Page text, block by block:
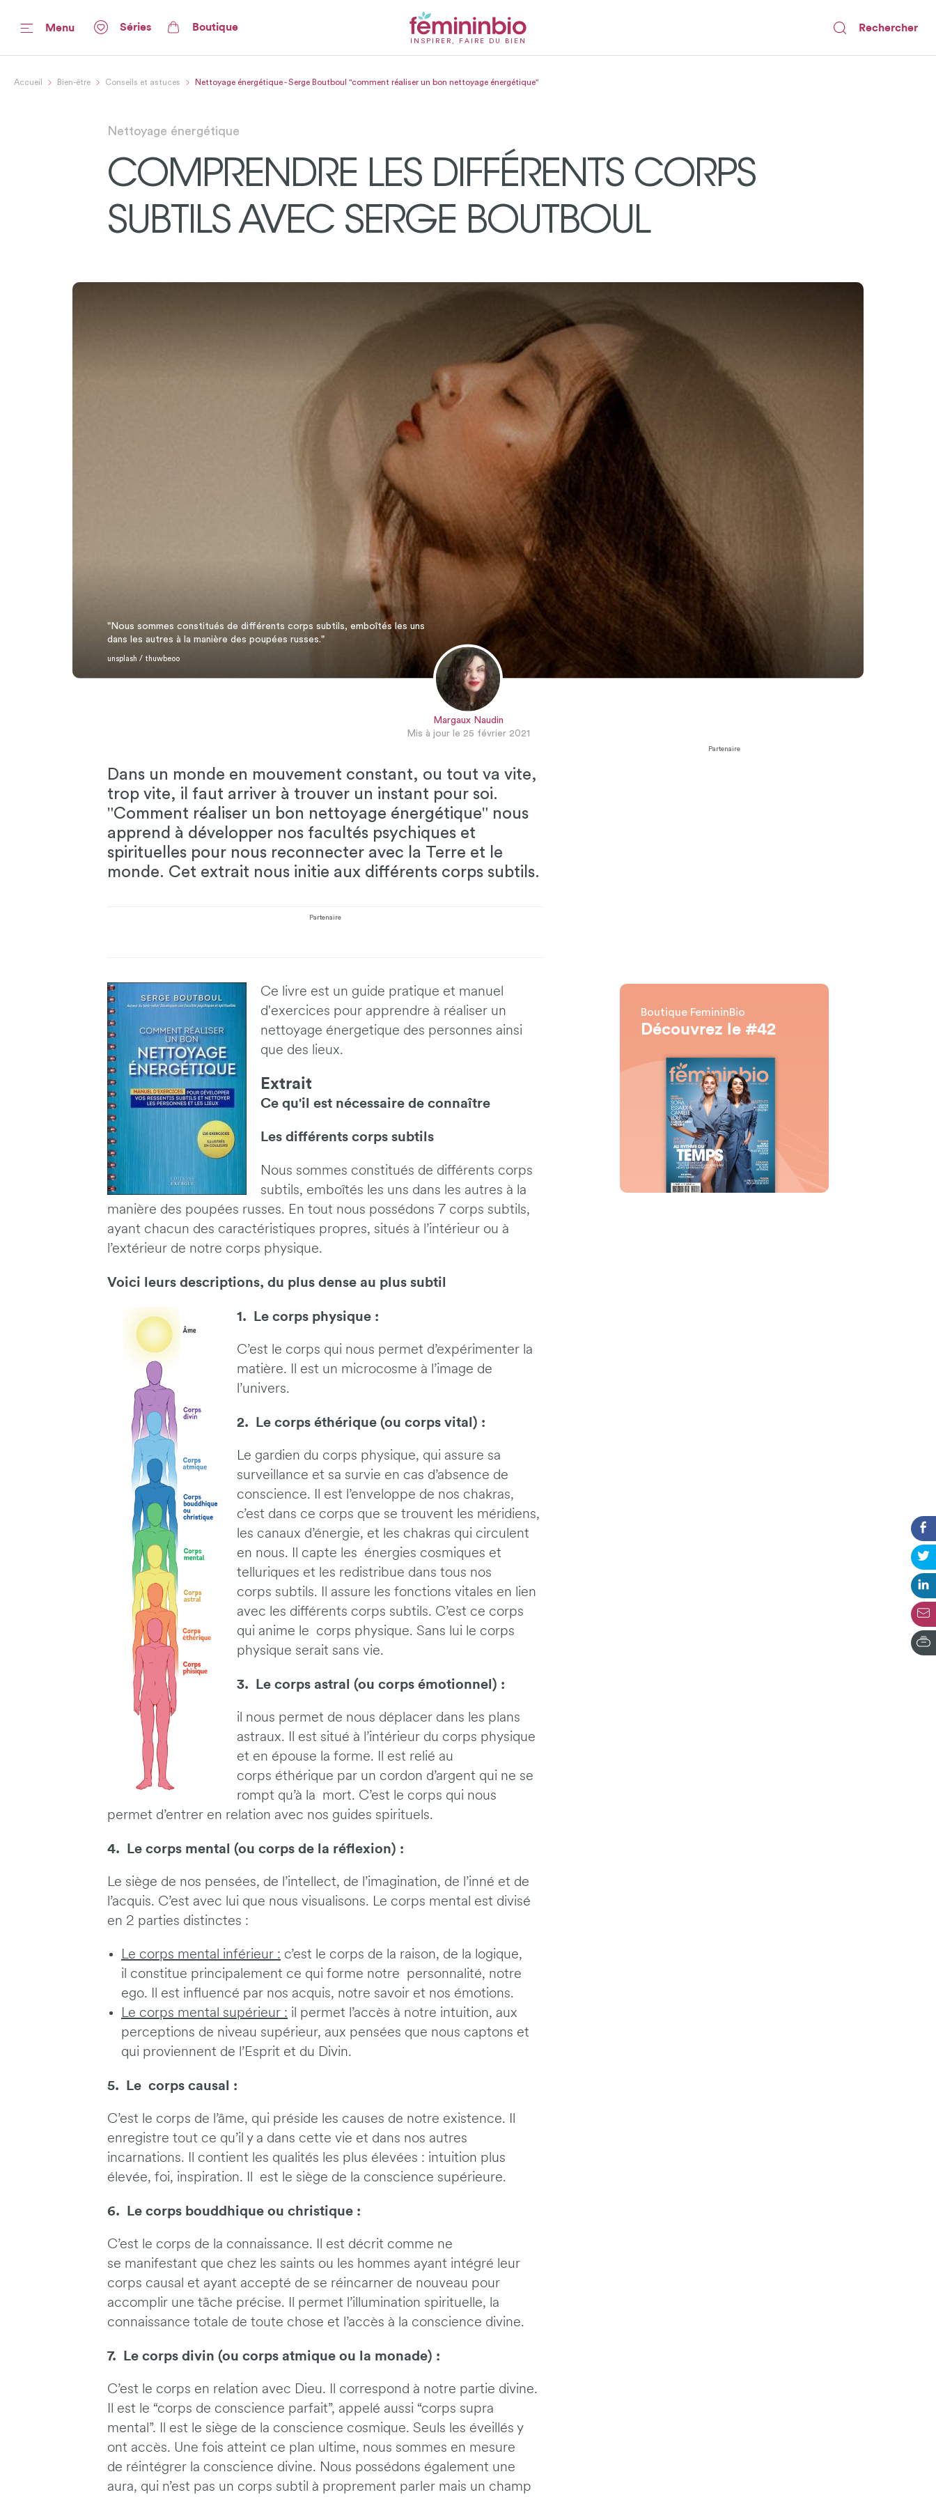
Menu Séries Boutique
INSPIRER, FAIRE DU BIEN
Rechercher
Accueil Bien-être Conseils et astuces Nettoyage énergétique - Serge Boutboul "comment réaliser un bon nettoyage énergétique"
Nettoyage énergétique
COMPRENDRE LES DIFFÉRENTS CORPS
SUBTILS AVEC SERGE BOUTBOUL
"Nous sommes constitués de différents corps subtils, emboîtés les uns
dans les autres à la manière des poupées russes."
unsplash / thuwbeoo
Margaux Naudin
Mis à jour le 25 février 2021
Partenaire
Boutique FemininBio
Découvrez le #42
Dans un monde en mouvement constant, ou tout va vite,
trop vite, il faut arriver à trouver un instant pour soi.
"Comment réaliser un bon nettoyage énergétique" nous
apprend à développer nos facultés psychiques et
spirituelles pour nous reconnecter avec la Terre et le
monde. Cet extrait nous initie aux différents corps subtils.
Partenaire
Ce livre est un guide pratique et manuel
d'exercices pour apprendre à réaliser un
nettoyage énergetique des personnes ainsi
que des lieux.
Extrait
Ce qu'il est nécessaire de connaître
Les différents corps subtils
Nous sommes constitués de différents corps
subtils, emboîtés les uns dans les autres à la
manière des poupées russes. En tout nous possédons 7 corps subtils,
ayant chacun des caractéristiques propres, situés à l’intérieur ou à
l’extérieur de notre corps physique.
Voici leurs descriptions, du plus dense au plus subtil
1. Le corps physique :
C’est le corps qui nous permet d’expérimenter la
matière. Il est un microcosme à l’image de
l’univers.
2. Le corps éthérique (ou corps vital) :
Le gardien du corps physique, qui assure sa
surveillance et sa survie en cas d’absence de
conscience. Il est l’enveloppe de nos chakras,
c’est dans ce corps que se trouvent les méridiens,
les canaux d’énergie, et les chakras qui circulent
en nous. Il capte les énergies cosmiques et
telluriques et les redistribue dans tous nos
corps subtils. Il assure les fonctions vitales en lien
avec les différents corps subtils. C’est ce corps
qui anime le corps physique. Sans lui le corps
physique serait sans vie.
3. Le corps astral (ou corps émotionnel) :
il nous permet de nous déplacer dans les plans
astraux. Il est situé à l’intérieur du corps physique
et en épouse la forme. Il est relié au
corps éthérique par un cordon d’argent qui ne se
rompt qu’à la mort. C’est le corps qui nous
permet d’entrer en relation avec nos guides spirituels.
4. Le corps mental (ou corps de la réflexion) :
Le siège de nos pensées, de l’intellect, de l’imagination, de l’inné et de
l’acquis. C’est avec lui que nous visualisons. Le corps mental est divisé
en 2 parties distinctes :
Le corps mental inférieur : c’est le corps de la raison, de la logique,
il constitue principalement ce qui forme notre personnalité, notre
ego. Il est influencé par nos acquis, notre savoir et nos émotions.
Le corps mental supérieur : il permet l’accès à notre intuition, aux
perceptions de niveau supérieur, aux pensées que nous captons et
qui proviennent de l’Esprit et du Divin.
5. Le corps causal :
C’est le corps de l’âme, qui préside les causes de notre existence. Il
enregistre tout ce qu’il y a dans cette vie et dans nos autres
incarnations. Il contient les qualités les plus élevées : intuition plus
élevée, foi, inspiration. Il est le siège de la conscience supérieure.
6. Le corps bouddhique ou christique :
C’est le corps de la connaissance. Il est décrit comme ne
se manifestant que chez les saints ou les hommes ayant intégré leur
corps causal et ayant accepté de se réincarner de nouveau pour
accomplir une tâche précise. Il permet l’illumination spirituelle, la
connaissance totale de toute chose et l’accès à la conscience divine.
7. Le corps divin (ou corps atmique ou la monade) :
C’est le corps en relation avec Dieu. Il correspond à notre partie divine.
Il est le “corps de conscience parfait”, appelé aussi “corps supra
mental”. Il est le siège de la conscience cosmique. Seuls les éveillés y
ont accès. Une fois atteint ce plan ultime, nous sommes en mesure
de réintégrer la conscience divine. Nous possédons également une
aura, qui n’est pas un corps subtil à proprement parler mais un champ